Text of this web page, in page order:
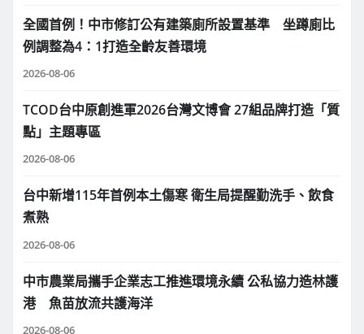
全國首例！中市修訂公有建築廁所設置基準 坐蹲廁比
例調整為4：1打造全齡友善環境
2026-08-06
TCOD台中原創進軍2026台灣文博會 27組品牌打造「質
點」主題專區
2026-08-06
台中新增115年首例本土傷寒 衛生局提醒勤洗手、飲食
煮熟
2026-08-06
中市農業局攜手企業志工推進環境永續 公私協力造林護
港 魚苗放流共護海洋
2026-08-06